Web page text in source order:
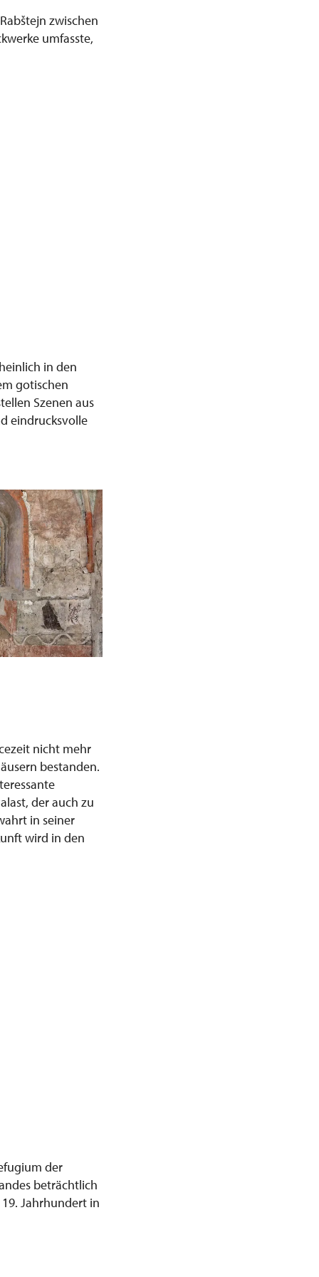
zwischen
umfasste,
in den
gotischen
Szenen aus
eindrucksvolle
nicht mehr
bestanden.
der auch zu
in seiner
wird in den
der
beträchtlich
Jahrhundert in